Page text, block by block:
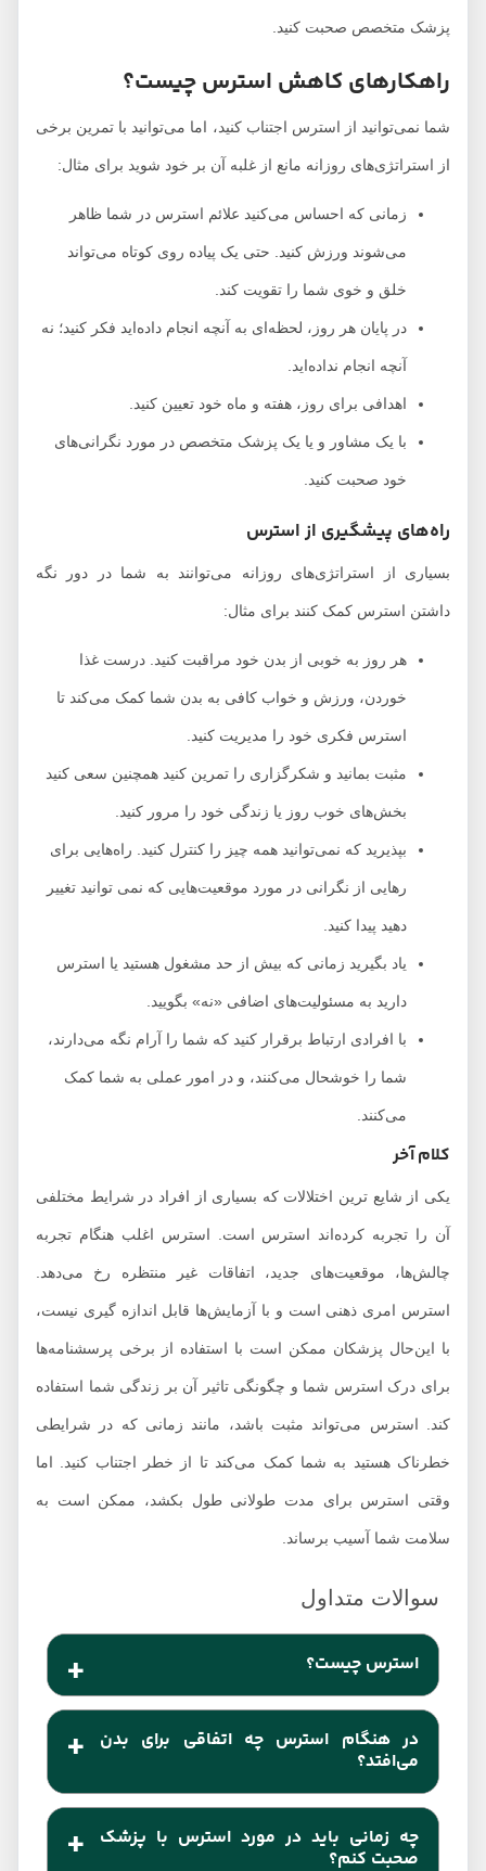
پزشک متخصص صحبت کنید.
راهکارهای کاهش استرس چیست؟
شما نمی‌توانید از استرس اجتناب کنید، اما می‌توانید با تمرین برخی
از استراتژی‌های روزانه مانع از غلبه آن بر خود شوید برای مثال:
زمانی که احساس می‌کنید علائم استرس در شما ظاهر
می‌شوند ورزش کنید. حتی یک پیاده روی کوتاه می‌تواند
خلق و خوی شما را تقویت کند.
در پایان هر روز، لحظه‌ای به آنچه انجام داده‌اید فکر کنید؛ نه
آنچه انجام نداده‌اید.
اهدافی برای روز، هفته و ماه خود تعیین کنید.
با یک مشاور و یا یک پزشک متخصص در مورد نگرانی‌های
خود صحبت کنید.
راه‌های پیشگیری از استرس
بسیاری از استراتژی‌های روزانه می‌توانند به شما در دور نگه
داشتن استرس کمک کنند برای مثال:
هر روز به خوبی از بدن خود مراقبت کنید. درست غذا
خوردن، ورزش و خواب کافی به بدن شما کمک می‌کند تا
استرس فکری خود را مدیریت کنید.
مثبت بمانید و شکرگزاری را تمرین کنید همچنین سعی کنید
بخش‌های خوب روز یا زندگی خود را مرور کنید.
بپذیرید که نمی‌توانید همه چیز را کنترل کنید. راه‌‌هایی برای
رهایی از نگرانی در مورد موقعیت‌هایی که نمی توانید تغییر
دهید پیدا کنید.
یاد بگیرید زمانی که بیش از حد مشغول هستید یا استرس
دارید به مسئولیت‌های اضافی «نه» بگویید.
با افرادی ارتباط برقرار کنید که شما را آرام نگه می‌دارند،
شما را خوشحال می‌کنند، و در امور عملی به شما کمک
می‌کنند.
کلام آخر
یکی از شایع ترین اختلالات که بسیاری از افراد در شرایط مختلفی
آن را تجربه کرده‌اند استرس است. استرس اغلب هنگام تجربه
چالش‌ها، موقعیت‌های جدید، اتفاقات غیر منتظره رخ می‌دهد.
استرس امری ذهنی است و با آزمایش‌ها قابل اندازه گیری نیست،
با این‌حال پزشکان ممکن است با استفاده از برخی پرسشنامه‌ها
برای درک استرس شما و چگونگی تاثیر آن بر زندگی شما استفاده
کند. استرس می‌تواند مثبت باشد، مانند زمانی که در شرایطی
خطرناک هستید به شما کمک می‌کند تا از خطر اجتناب کنید. اما
وقتی استرس برای مدت طولانی طول بکشد، ممکن است به
سلامت شما آسیب برساند.
استرس چیست؟
استرس واکنش طبیعی انسان نسبت به برخی
واکنش‌های روزمره است. در واقع بدن انسان طوری
طراحی شده که استرس را تجربه و به آن واکنش نشان
دهد.
در هنگام استرس چه اتفاقی برای بدن
می‌افتد؟
هنگامی که فردی استرس طولانی مزمن داشه باشد،
فعال شدن مداوم پاسخ استرس باعث ایجاد علائم و
چه زمانی باید در مورد استرس با پزشک
صحبت کنم؟